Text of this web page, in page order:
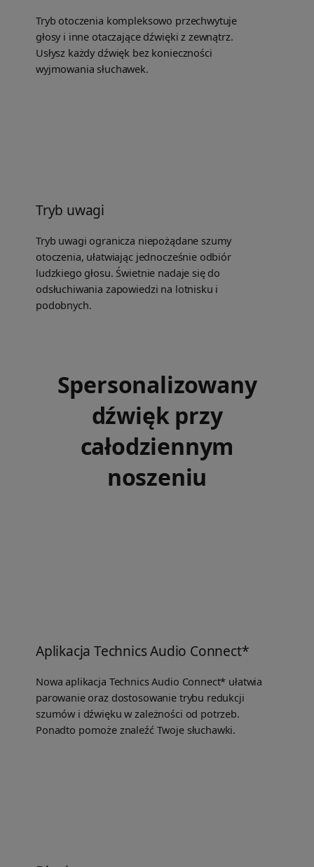
Tryb otoczenia kompleksowo przechwytuje
głosy i inne otaczające dźwięki z zewnątrz.
Usłysz każdy dźwięk bez konieczności
wyjmowania słuchawek.
Tryb uwagi
Tryb uwagi ogranicza niepożądane szumy
otoczenia, ułatwiając jednocześnie odbiór
ludzkiego głosu. Świetnie nadaje się do
odsłuchiwania zapowiedzi na lotnisku i
podobnych.
Spersonalizowany
dźwięk przy
całodziennym
noszeniu
Aplikacja Technics Audio Connect*
Nowa aplikacja Technics Audio Connect* ułatwia
parowanie oraz dostosowanie trybu redukcji
szumów i dźwięku w zależności od potrzeb.
Ponadto pomoże znaleźć Twoje słuchawki.